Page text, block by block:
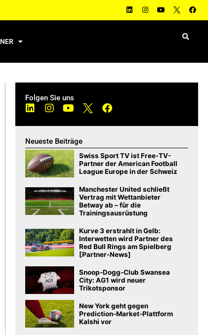
Folgen Sie uns
Neueste Beiträge
Swiss Sport TV ist Free-TV-
Partner der American Football
League Europe in der Schweiz
Manchester United schließt
Vertrag mit Wettanbieter
Betway ab – für die
Trainingsausrüstung
Kurve 3 erstrahlt in Gelb:
Interwetten wird Partner des
Red Bull Rings am Spielberg
[Partner-News]
Snoop-Dogg-Club Swansea
City: AG1 wird neuer
Trikotsponsor
New York geht gegen
Prediction-Market-Plattform
Kalshi vor